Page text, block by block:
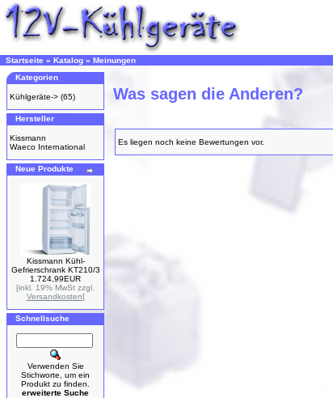
Startseite » Katalog » Meinungen
Kategorien
Kühlgeräte-> (65)
Hersteller
Kissmann
Waeco International
Neue Produkte
Kissmann Kühl-
Gefrierschrank KT210/3
1.724,99EUR
[inkl. 19% MwSt zzgl.
Versandkosten]
Schnellsuche
Verwenden Sie
Stichworte, um ein
Produkt zu finden.
erweiterte Suche
Was sagen die Anderen?
Es liegen noch keine Bewertungen vor.